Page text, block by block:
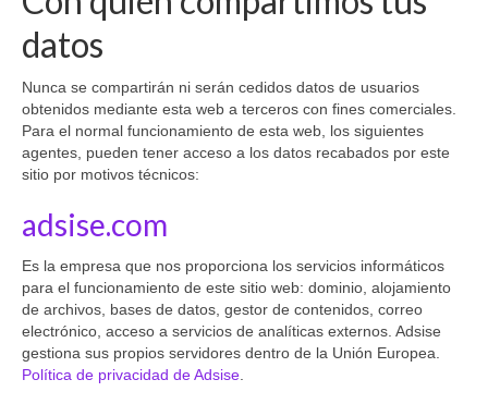
datos
Nunca se compartirán ni serán cedidos datos de usuarios
obtenidos mediante esta web a terceros con fines comerciales.
Para el normal funcionamiento de esta web, los siguientes
agentes, pueden tener acceso a los datos recabados por este
sitio por motivos técnicos:
adsise.com
Es la empresa que nos proporciona los servicios informáticos
para el funcionamiento de este sitio web: dominio, alojamiento
de archivos, bases de datos, gestor de contenidos, correo
electrónico, acceso a servicios de analíticas externos. Adsise
gestiona sus propios servidores dentro de la Unión Europea.
Política de privacidad de Adsise